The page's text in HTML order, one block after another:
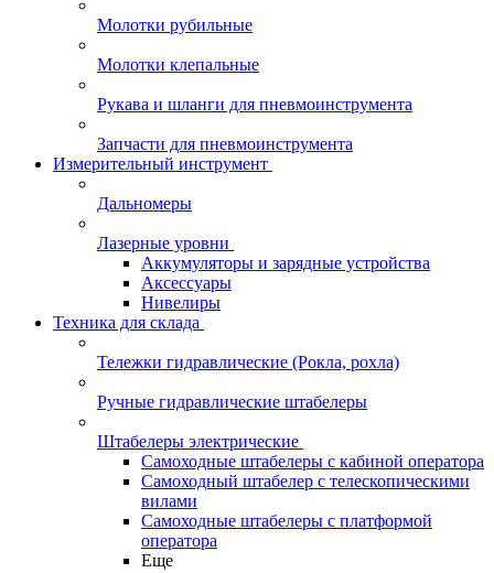
Молотки рубильные
Молотки клепальные
Рукава и шланги для пневмоинструмента
Запчасти для пневмоинструмента
Измерительный инструмент
Дальномеры
Лазерные уровни
Аккумуляторы и зарядные устройства
Аксессуары
Нивелиры
Техника для склада
Тележки гидравлические (Рокла, рохла)
Ручные гидравлические штабелеры
Штабелеры электрические
Самоходные штабелеры с кабиной оператора
Самоходный штабелер с телескопическими
вилами
Самоходные штабелеры с платформой
оператора
Еще